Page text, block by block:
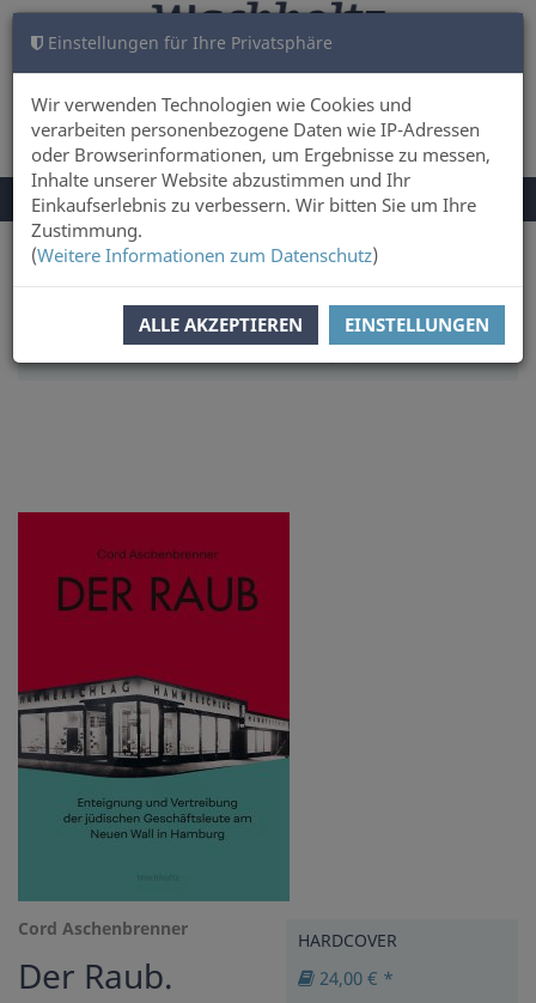
Einstellungen für Ihre Privatsphäre
Wir verwenden Technologien wie Cookies und
verarbeiten personenbezogene Daten wie IP-Adressen
oder Browserinformationen, um Ergebnisse zu messen,
Inhalte unserer Website abzustimmen und Ihr
Einkaufserlebnis zu verbessern. Wir bitten Sie um Ihre
Zustimmung.
(Weitere Informationen zum Datenschutz)
ALLE AKZEPTIEREN EINSTELLUNGEN
ANMELDEN WARENKORB 0
NAVIGATION
UMSCHALTEN
Menü
Sie sind hier: Geschichte & Kultur
SORTIERUNG: AUTOREN
Cord Aschenbrenner
Der Raub.
HARDCOVER
24,00 € *